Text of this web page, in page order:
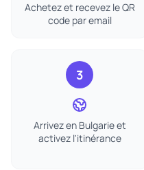
Achetez et recevez le QR
code par email
3
Arrivez en Bulgarie et
activez l'itinérance